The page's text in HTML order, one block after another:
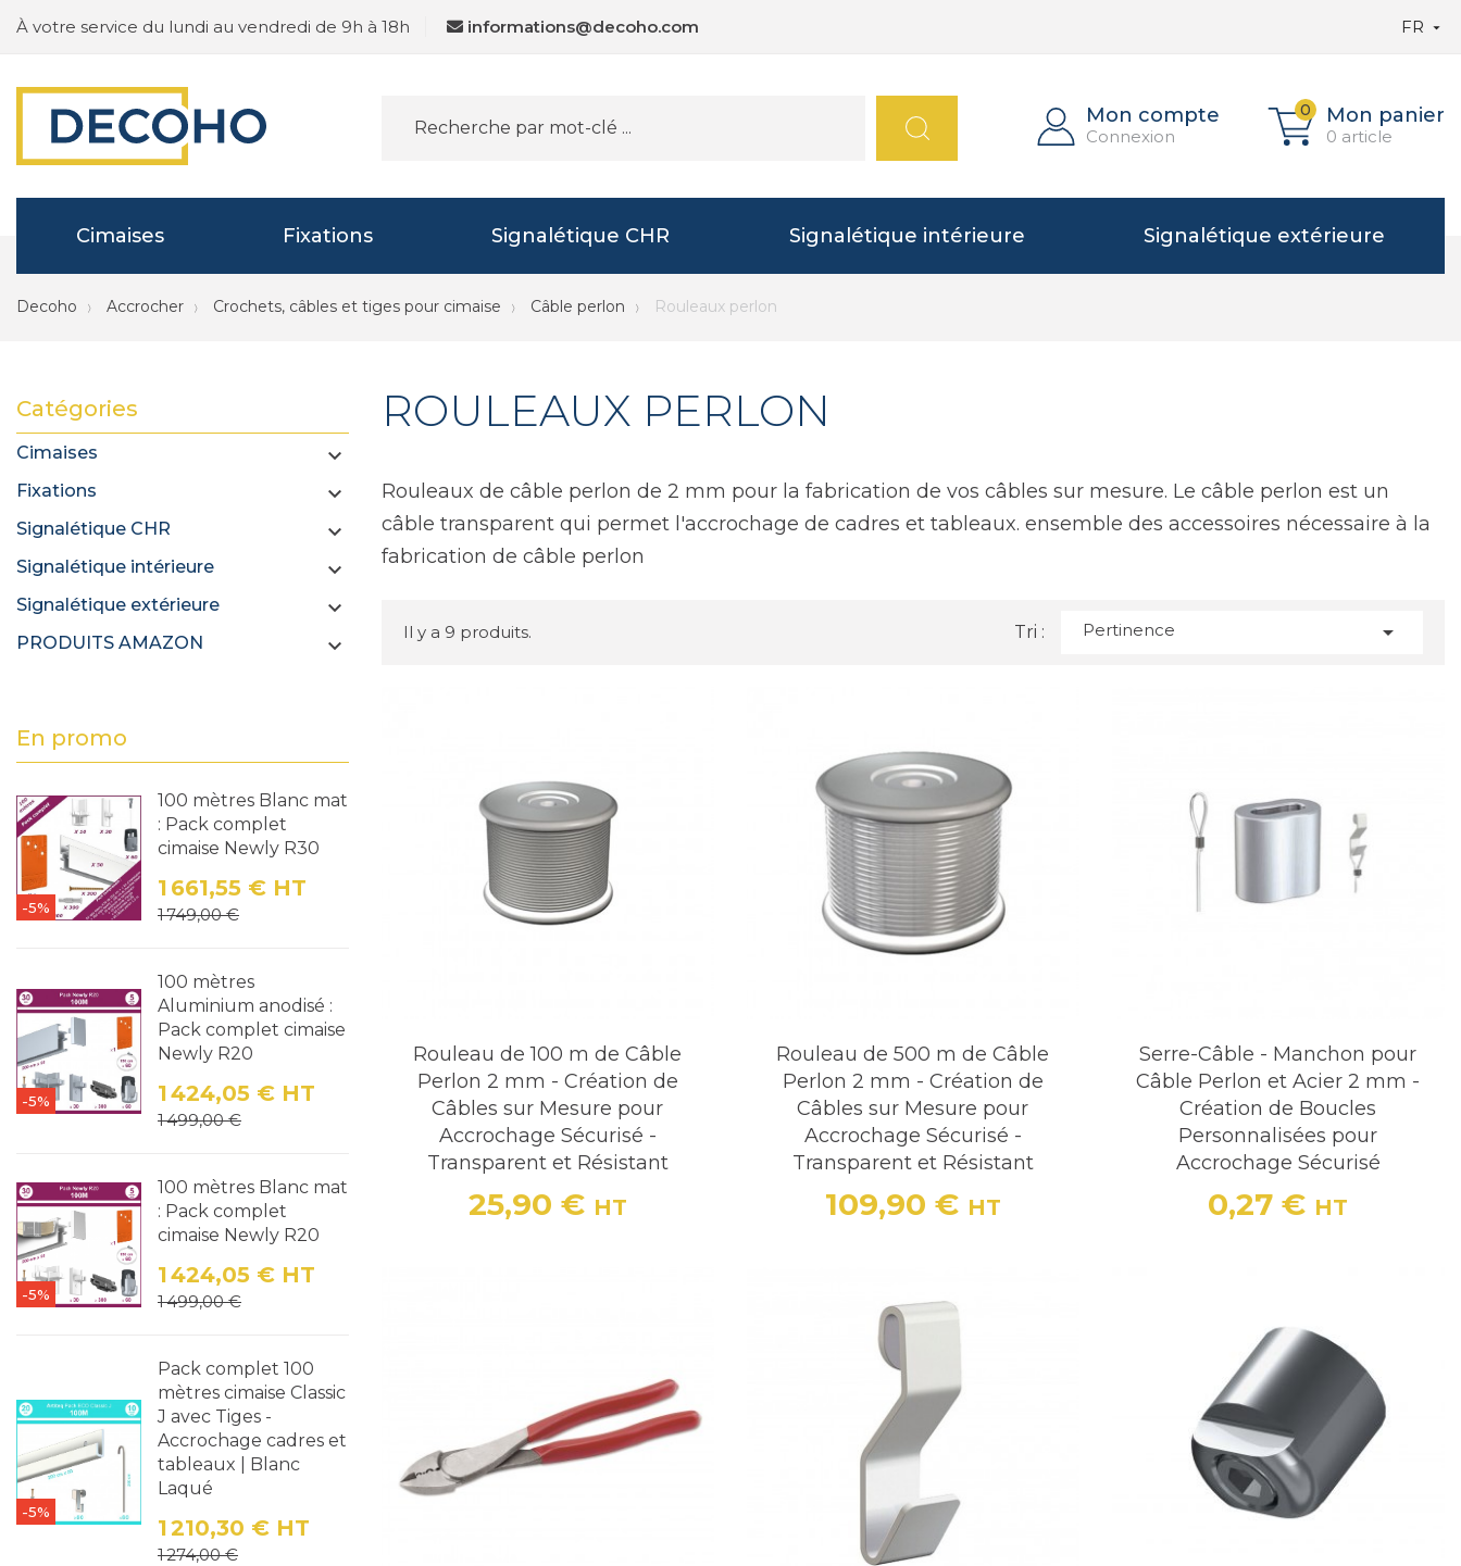
À votre service du lundi au vendredi de 9h à 18h informations@decoho.com FR 
Mon compte
Connexion
0 Mon panier
0 article
Cimaises Fixations Signalétique CHR Signalétique intérieure Signalétique extérieure
Decoho Accrocher Crochets, câbles et tiges pour cimaise Câble perlon Rouleaux perlon
Catégories
Cimaises 
Fixations 
Signalétique CHR 
Signalétique intérieure 
Signalétique extérieure 
PRODUITS AMAZON 
En promo
-5%
100 mètres Blanc mat
: Pack complet
cimaise Newly R30
Prix
1 661,55 € HT
Prix de base
1 749,00 €
-5%
100 mètres
Aluminium anodisé :
Pack complet cimaise
Newly R20
Prix
1 424,05 € HT
Prix de base
1 499,00 €
-5%
100 mètres Blanc mat
: Pack complet
cimaise Newly R20
Prix
1 424,05 € HT
Prix de base
1 499,00 €
-5%
Pack complet 100
mètres cimaise Classic
J avec Tiges -
Accrochage cadres et
tableaux | Blanc
Laqué
Prix
1 210,30 € HT
Prix de base
1 274,00 €
ROULEAUX PERLON
Rouleaux de câble perlon de 2 mm pour la fabrication de vos câbles sur mesure. Le câble perlon est un
câble transparent qui permet l'accrochage de cadres et tableaux. ensemble des accessoires nécessaire à la
fabrication de câble perlon
Il y a 9 produits. Tri : Pertinence 
Rouleau de 100 m de Câble
Perlon 2 mm - Création de
Câbles sur Mesure pour
Accrochage Sécurisé -
Transparent et Résistant
Prix
25,90 € HT
Rouleau de 500 m de Câble
Perlon 2 mm - Création de
Câbles sur Mesure pour
Accrochage Sécurisé -
Transparent et Résistant
Prix
109,90 € HT
Serre-Câble - Manchon pour
Câble Perlon et Acier 2 mm -
Création de Boucles
Personnalisées pour
Accrochage Sécurisé
Prix
0,27 € HT